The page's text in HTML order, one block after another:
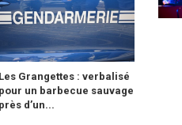
Les Grangettes : verbalisé
pour un barbecue sauvage
près d’un...